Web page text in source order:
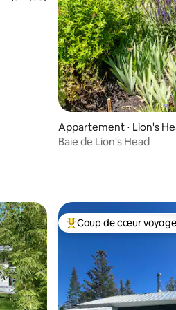
Appartement ⋅ Lion's
Baie de Lion's Head
Coups de cœur
Coup de cœur